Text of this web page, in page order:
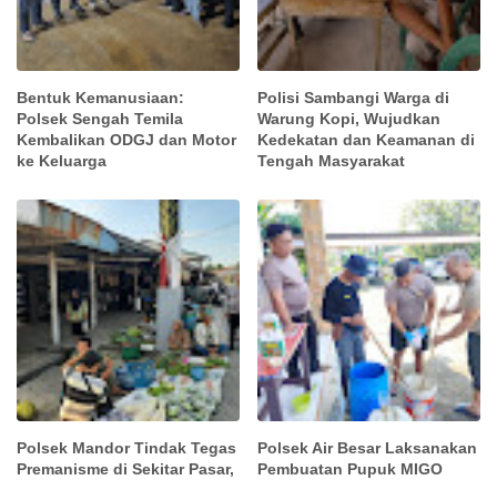
Bentuk Kemanusiaan:
Polsek Sengah Temila
Kembalikan ODGJ dan Motor
ke Keluarga
Polisi Sambangi Warga di
Warung Kopi, Wujudkan
Kedekatan dan Keamanan di
Tengah Masyarakat
Polsek Mandor Tindak Tegas
Premanisme di Sekitar Pasar,
Polsek Air Besar Laksanakan
Pembuatan Pupuk MIGO